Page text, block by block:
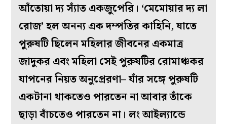
আঁতোয়া দ্য স্যাঁত একজুপেরি। ‘মেমোয়ার দ্য লা
রোজ’ হল অনন্য এক দম্পতির কাহিনি, যাতে
পুরুষটি ছিলেন মহিলার জীবনের একমাত্র
জাদুকর এবং মহিলা সেই পুরুষটির রোমাঞ্চকর
যাপনের নিয়ত অনুপ্রেরণা– যাঁর সঙ্গে পুরুষটি
একটানা থাকতেও পারতেন না আবার তাঁকে
ছাড়া বাঁচতেও পারতেন না। লং আইল্যান্ডে